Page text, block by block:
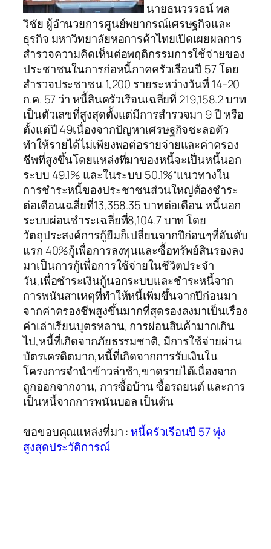
นายธนวรรธน์ พล
วิชัย ผู้อำนวยการศูนย์พยากรณ์เศรษฐกิจและ
ธุรกิจ มหาวิทยาลัยหอการค้าไทยเปิดเผยผลการ
สำรวจความคิดเห็นต่อพฤติกรรมการใช้จ่ายของ
ประชาชนในการก่อหนี้ภาคครัวเรือนปี 57 โดย
สำรวจประชาชน 1,200 รายระหว่างวันที่ 14-20
ก.ค. 57 ว่า หนี้สินครัวเรือนเฉลี่ยที่ 219,158.2 บาท
เป็นตัวเลขที่สูงสุดตั้งแต่มีการสำรวจมา 9 ปี หรือ
ตั้งแต่ปี 49เนื่องจากปัญหาเศรษฐกิจชะลอตัว
ทำให้รายได้ไม่เพียงพอต่อรายจ่ายและค่าครอง
ชีพที่สูงขึ้นโดยแหล่งที่มาของหนี้จะเป็นหนี้นอก
ระบบ 49.1% และในระบบ 50.1%“แนวทางใน
การชำระหนี้ของประชาชนส่วนใหญ่ต้องชำระ
ต่อเดือนเฉลี่ยที่13,358.35 บาทต่อเดือน หนี้นอก
ระบบผ่อนชำระเฉลี่ยที่8,104.7 บาท โดย
วัตถุประสงค์การกู้ยืมก็เปลี่ยนจากปีก่อนๆที่อันดับ
แรก 40%กู้เพื่อการลงทุนและซื้อทรัพย์สินรองลง
มาเป็นการกู้เพื่อการใช้จ่ายในชีวิตประจำ
วัน,เพื่อชำระเงินกู้นอกระบบและชำระหนี้จาก
การพนันสาเหตุที่ทำให้หนี้เพิ่มขึ้นจากปีก่อนมา
จากค่าครองชีพสูงขึ้นมากที่สุดรองลงมาเป็นเรื่อง
ค่าเล่าเรียนบุตรหลาน, การผ่อนสินค้ามากเกิน
ไป,หนี้ที่เกิดจากภัยธรรมชาติ, มีการใช้จ่ายผ่าน
บัตรเครดิตมาก,หนี้ที่เกิดจากการรับเงินใน
โครงการจำนำข้าวล่าช้า,ขาดรายได้เนื่องจาก
ถูกออกจากงาน, การซื้อบ้าน ซื้อรถยนต์ และการ
เป็นหนี้จากการพนันบอล เป็นต้น
ขอขอบคุณแหล่งที่มา : หนี้ครัวเรือนปี 57 พุ่ง
สูงสุดประวัติการณ์